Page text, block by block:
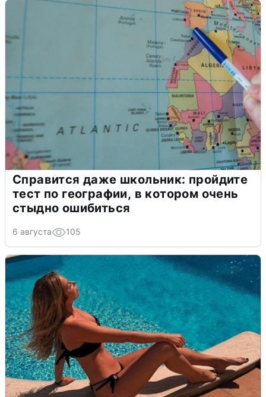
Справится даже школьник: пройдите
тест по географии, в котором очень
стыдно ошибиться
6 августа 105